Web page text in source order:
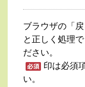
ブラウザの「
と正しく処理
ださい。
印は必須
い。